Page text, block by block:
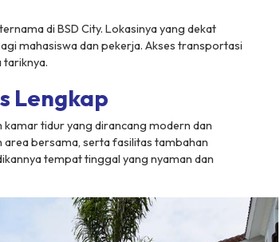
di BSD City. Lokasinya yang dekat
mahasiswa dan pekerja. Akses transportasi
tariknya.
Lengkap
kamar tidur yang dirancang modern dan
area bersama, serta fasilitas tambahan
tempat tinggal yang nyaman dan